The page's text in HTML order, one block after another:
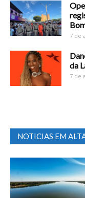
7 de
da
7 de
NOTICIAS EM